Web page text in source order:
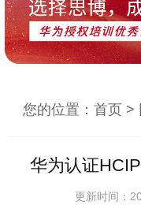
您的位置：首页 >
华为认证
更新时间：